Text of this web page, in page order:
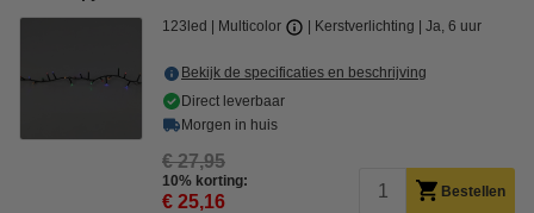
123led Multicolor Kerstverlichting Ja, 6 uur
Bekijk de specificaties en beschrijving
Direct leverbaar
Morgen in huis
€ 27,95
10% korting:
€ 25,16 Bestellen